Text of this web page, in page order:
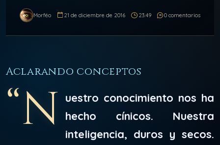
Morféo 21 de diciembre de 2016 23:49 0 comentarios
Aclarando conceptos
“N uestro conocimiento nos ha
hecho cínicos. Nuestra
inteligencia, duros y secos.